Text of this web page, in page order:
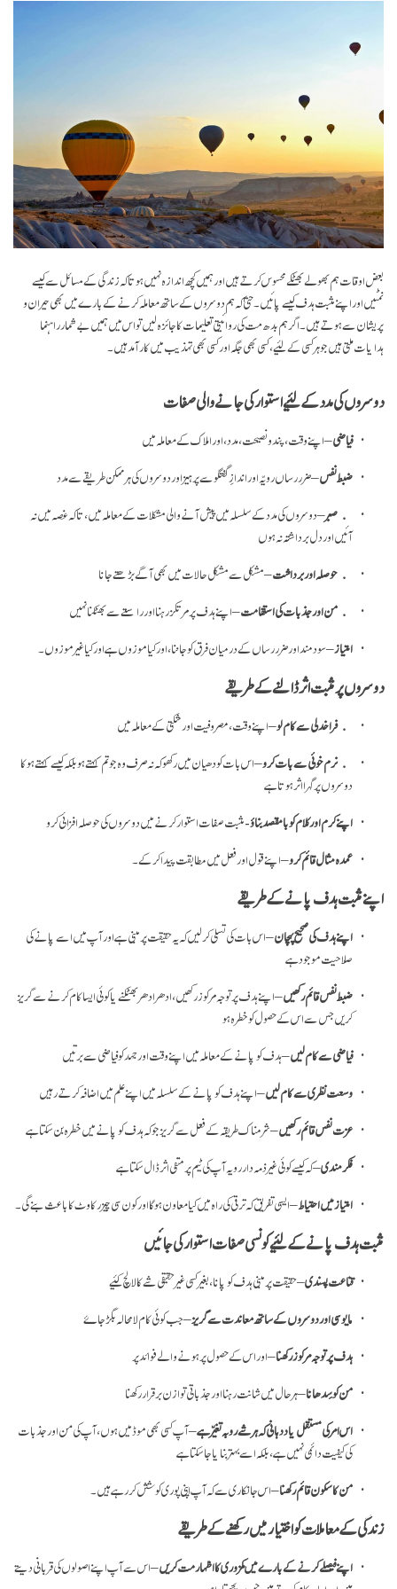
بعض اوقات ہم بھولے بھٹکے محسوس کرتے ہیں اور ہمیں کچھ اندازہ نہیں ہوتا کہ زندگی کے مسائل سے کیسے
نمٹیں اور اپنے مثبت ہدف کیسے پائیں۔ حتیٰ کہ ہم دوسروں کے ساتھ معاملہ کرنے کے بارے میں بھی حیران و
پریشان سے ہوتے ہیں۔ اگر ہم بدھ مت کی روائیتی تعلیمات کا جائزہ لیں تو اس میں ہمیں بے شمار راہنما
ہدایات ملتی ہیں جو ہر کسی کے لئیے، کسی بھی جگہ اور کسی بھی تہذیب میں کار آمد ہیں۔
دوسروں کی مدد کے لئیے استوار کی جانے والی صفات
فیاضی– اپنے وقت، پند و نصیحت، مدد، اور املاک کے معاملہ میں
ضبط نفس– ضرر رساں رویّہ اور اندازِ گفتگو سے پرہیز اور دوسروں کی ہر ممکن طریقے سے مدد
صبر– دوسروں کی مدد کے سلسلہ میں پیش آنے والی مشکلات کے معاملہ میں، تا کہ غصہ میں نہ
آئیں اور دل برداشتہ نہ ہوں
حوصلہ اور برداشت– مشکل سے مشکل حالات میں بھی آگے بڑھتے جانا
من اور جذبات کی استقامت– اپنے ہدف پر مرتکز رہنا اور راستے سے بھٹکنا نہیں
امتیاز– سود مند اور ضرر رساں کے درمیان فرق کو جاننا، اور کیا موزوں ہے اور کیا غیر موزوں۔
دوسروں پر مثبت اثر ڈالنے کے طریقے
فراخدلی سے کام لو– اپنے وقت، مصروفیت اور شکتی کے معاملہ میں
نرم خوئی سے بات کرو– اس بات کو دھیان میں رکھو کہ نہ صرف وہ جو تم کہتے ہو بلکہ کیسے کہتے ہو کا
دوسروں پر گہرا اثر ہوتا ہے
اپنے کرم اور کلام کو با مقصد بناؤ- مثبت صفات استوار کرنے میں دوسروں کی حوصلہ افزائی کرو
عمدہ مثال قائم کرو– اپنے قول اور فعل میں مطابقت پیدا کر کے۔
اپنے مثبت ہدف پانے کے طریقے
اپنے ہدف کی صحیح پہچان– اس بات کی تسلی کر لیں کہ یہ حقیقت پر مبنی ہے اور آپ میں اسے پانے کی
صلاحیت موجود ہے
ضبط نفس قائم رکھیں– اپنے ہدف پر توجہ مرکوز رکھیں، ادھر ادھر بھٹکنے یا کوئی ایسا کام کرنے سے گریز
کریں جس سے اس کے حصول کو خطرہ ہو
فیاضی سے کام لیں– ہدف کو پانے کے معاملہ میں اپنے وقت اور جہد کو فیاضی سے برتیں
وسعت نظری سے کام لیں– اپنے ہدف کو پانے کے سلسلہ میں اپنے علم میں اضافہ کرتے رہیں
عزت نفس قائم رکھیں– شرمناک طریقہ کے فعل سے گریز جو کہ ہدف کو پانے میں خطرہ بن سکتا ہے
فکر مندی– کہ کیسے کوئی غیر ذمہ دار رویہ آپ کی ٹیم پر منفی اثر ڈال سکتا ہے
امتیاز میں احتیاط– ایسی تفریق کہ ترقی کی راہ میں کیا معاون ہو گا اور کون سی چیز رکاوٹ کا باعث بنے گی۔
مثبت ہدف پانے کے لئیے کونسی صفات استوار کی جائیں
قناعت پسندی– حقیقت پر مبنی ہدف کو پانا، بغیر کسی غیر حقیقی شے کا لالچ کئیے
مایوسی اور دوسروں کے ساتھ معاندت سے گریز– جب کوئی کام لا محالہ بگڑ جاۓ
ہدف پر توجہ مرکوز رکھنا– اور اس کے حصول پر ہونے والے فوائد پر
من کو سِدھانا– ہر حال میں شانت رہنا اور جذباتی توازن بر قرار رکھنا
اس امر کی مستقل یاد دہانی کہ ہر شے رو بہ تغیّر ہے– آپ کسی بھی موڈ میں ہوں، آپ کی من اور جذبات
کی کیفیت دائمی نہیں ہے، بلکہ اسے بہتر بنایا جا سکتا ہے
من کا سکون قائم رکھنا– اس جانکاری سے کہ آپ اپنی پوری کوشش کر رہے ہیں۔
زندگی کے معاملات کو اختیار میں رکھنے کے طریقے
اپنے فیصلے کرنے کے بارے میں کمزوری کا اظہار مت کریں– اس سے آپ اپنے اصولوں کی قربانی دیتے